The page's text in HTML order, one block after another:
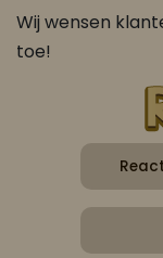
Wij wensen
toe!